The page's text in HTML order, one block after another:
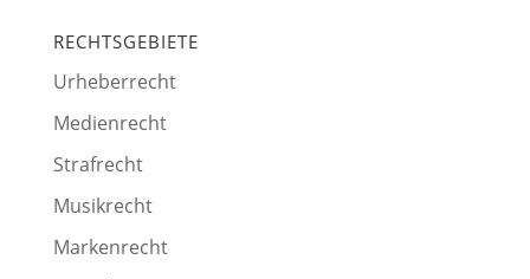
RECHTSGEBIETE
Urheberrecht
Medienrecht
Strafrecht
Musikrecht
Markenrecht